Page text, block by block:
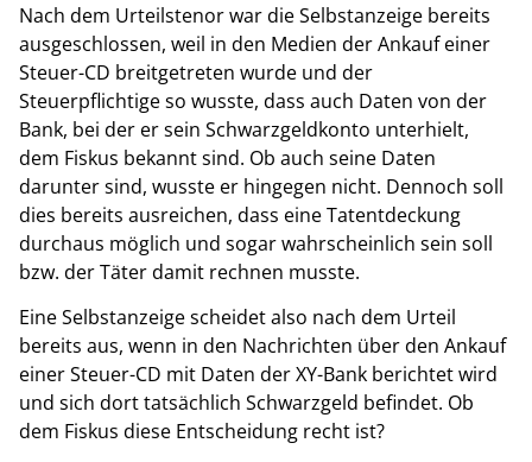
Nach dem Urteilstenor war die Selbstanzeige bereits
ausgeschlossen, weil in den Medien der Ankauf einer
Steuer-CD breitgetreten wurde und der
Steuerpflichtige so wusste, dass auch Daten von der
Bank, bei der er sein Schwarzgeldkonto unterhielt,
dem Fiskus bekannt sind. Ob auch seine Daten
darunter sind, wusste er hingegen nicht. Dennoch soll
dies bereits ausreichen, dass eine Tatentdeckung
durchaus möglich und sogar wahrscheinlich sein soll
bzw. der Täter damit rechnen musste.
Eine Selbstanzeige scheidet also nach dem Urteil
bereits aus, wenn in den Nachrichten über den Ankauf
einer Steuer-CD mit Daten der XY-Bank berichtet wird
und sich dort tatsächlich Schwarzgeld befindet. Ob
dem Fiskus diese Entscheidung recht ist?